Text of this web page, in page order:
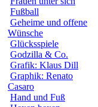
Fußball
Geheime und offene
Wünsche
Glücksspiele
Godzilla & Co.
Grafik: Klaus Dill
Graphik: Renato
Casaro
Hand und Fuß